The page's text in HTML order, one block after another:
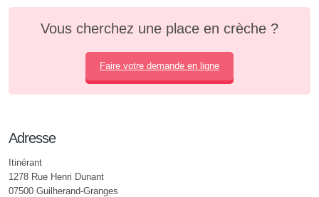
Vous cherchez une place en crèche ?
Faire votre demande en ligne
Adresse
Itinérant
1278 Rue Henri Dunant
07500 Guilherand-Granges